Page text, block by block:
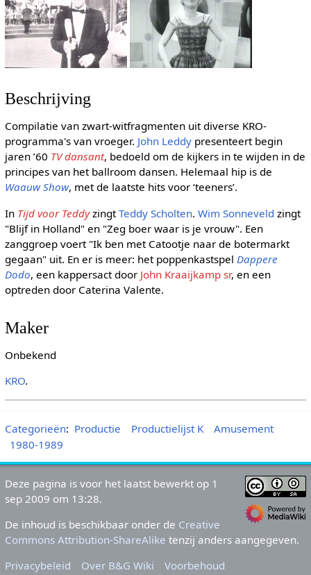
Beschrijving
Compilatie van zwart-witfragmenten uit diverse KRO-
programma's van vroeger. John Leddypresenteert begin
jaren ’60 TV dansant, bedoeld om de kijkers in te wijden in de
principes van het ballroom dansen. Helemaal hip is de
Waauw Show, met de laatste hits voor ‘teeners’.
In Tijd voor TeddyzingtTeddy Scholten. Wim Sonneveld zingt
"Blijf in Holland" en "Zeg boer waar is je vrouw". Een
zanggroep voert "Ik ben met Catootje naar de botermarkt
gegaan" uit. En er is meer: het poppenkastspel Dappere
Dodo, een kappersact door John Kraaijkamp sr, en een
optreden door Caterina Valente.
Maker
Onbekend
KRO.
Categorieën: Productie Productielijst K
Amusement
1980-1989
Deze pagina is voor het laatst bewerkt op 1
sep 2009 om 13:28.
De inhoud is beschikbaar onder de Creative
Commons Attribution-ShareAlike tenzij anders aangegeven.
Privacybeleid
Over B&G Wiki Voorbehoud